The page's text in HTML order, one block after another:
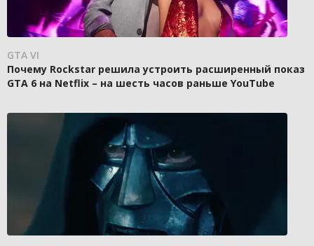
GTA VI
Почему Rockstar решила устроить расширенный показ
GTA 6 на Netflix – на шесть часов раньше YouTube